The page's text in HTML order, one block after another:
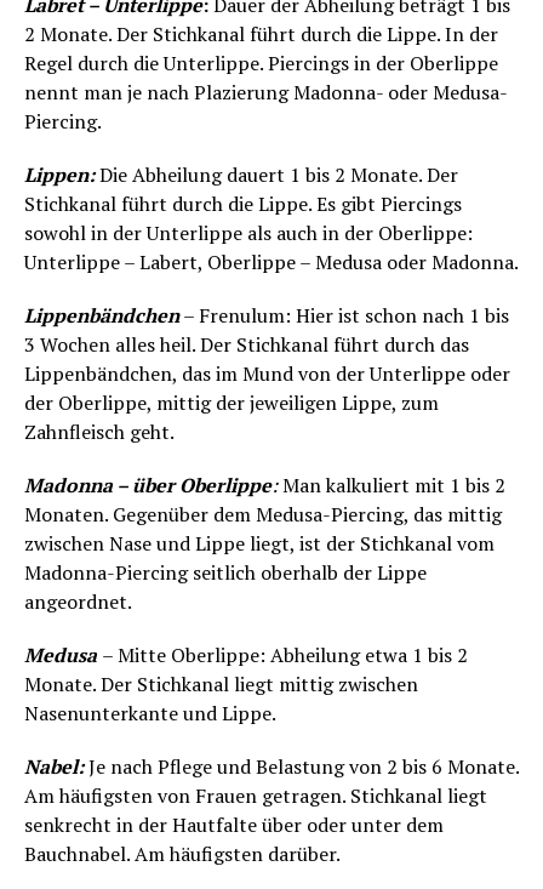
2 Monate. Der Stichkanal führt durch die Lippe. In der
Regel durch die Unterlippe. Piercings in der Oberlippe
nennt man je nach Plazierung Madonna- oder Medusa-
Piercing.
Lippen:Die Abheilung dauert 1 bis 2 Monate. Der
Stichkanal führt durch die Lippe. Es gibt Piercings
sowohl in der Unterlippe als auch in der Oberlippe:
Unterlippe – Labert, Oberlippe – Medusa oder Madonna.
Lippenbändchen– Frenulum: Hier ist schon nach 1 bis
3 Wochen alles heil. Der Stichkanal führt durch das
Lippenbändchen, das im Mund von der Unterlippe oder
der Oberlippe, mittig der jeweiligen Lippe, zum
Zahnfleisch geht.
Madonna – über Oberlippe:Man kalkuliert mit 1 bis 2
Monaten. Gegenüber dem Medusa-Piercing, das mittig
zwischen Nase und Lippe liegt, ist der Stichkanal vom
Madonna-Piercing seitlich oberhalb der Lippe
angeordnet.
Medusa – Mitte Oberlippe: Abheilung etwa 1 bis 2
Monate. Der Stichkanal liegt mittig zwischen
Nasenunterkante und Lippe.
Nabel:Je nach Pflege und Belastung von 2 bis 6 Monate.
Am häufigsten von Frauen getragen. Stichkanal liegt
senkrecht in der Hautfalte über oder unter dem
Bauchnabel. Am häufigsten darüber.